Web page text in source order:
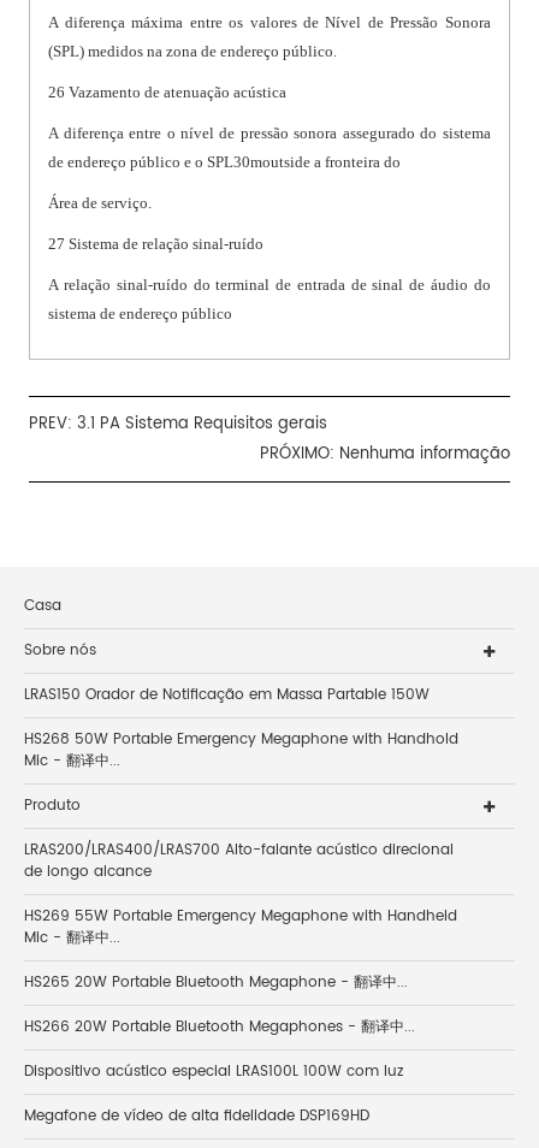
A diferença máxima entre os valores de Nível de Pressão Sonora
(SPL) medidos na zona de endereço público.
26 Vazamento de atenuação acústica
A diferença entre o nível de pressão sonora assegurado do sistema
de endereço público e o SPL30moutside a fronteira do
Área de serviço.
27 Sistema de relação sinal-ruído
A relação sinal-ruído do terminal de entrada de sinal de áudio do
sistema de endereço público
PREV:3.1 PA Sistema Requisitos gerais
PRÓXIMO: Nenhuma informação
Casa
Sobre nós
LRAS150 Orador de Notificação em Massa Partable 150W
HS268 50W Portable Emergency Megaphone with Handhold
Mic - 翻译中...
Produto
LRAS200/LRAS400/LRAS700 Alto-falante acústico direcional
de longo alcance
HS269 55W Portable Emergency Megaphone with Handheld
Mic - 翻译中...
HS265 20W Portable Bluetooth Megaphone - 翻译中...
HS266 20W Portable Bluetooth Megaphones - 翻译中...
Dispositivo acústico especial LRAS100L 100W com luz
Megafone de vídeo de alta fidelidade DSP169HD